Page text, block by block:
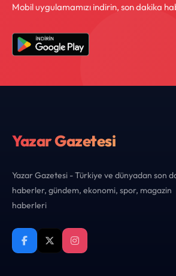
Mobil uygulamamızı indirin, son dakika
Yazar Gazetesi
Yazar Gazetesi - Türkiye ve dünyadan son
haberler, gündem, ekonomi, spor, magazin
haberleri